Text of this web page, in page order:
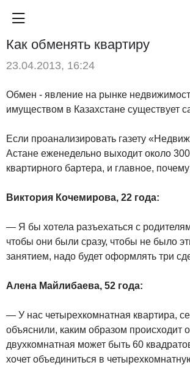
Как обменять квартиру
23.04.2013, 16:24
Обмен - явление на рынке
имуществом в Казахстане существует
Если проанализировать газету
Астане еженедельно выходит около
квартирного бартера, и главное,
Виктория Кочемирова, 22 года:
— Я бы хотела разъехаться с
чтобы они были сразу, чтобы не было
занятием, надо будет оформлять три
Алена Майлибаева, 52 года:
— У нас четырехкомнатная квартира,
объяснили, каким образом происходит
двухкомнатная может быть 60
хочет объединиться в